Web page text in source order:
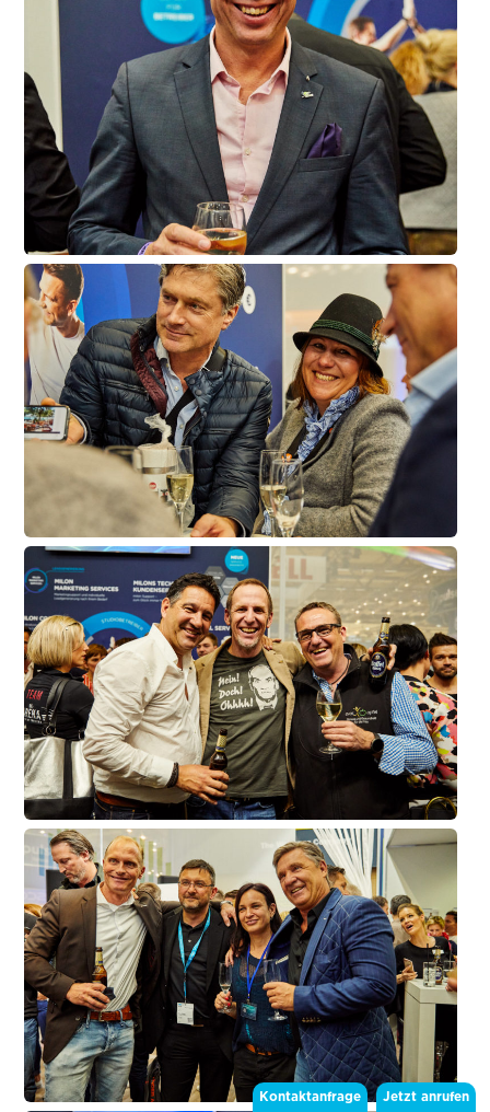
Kontaktanfrage Jetzt anrufen